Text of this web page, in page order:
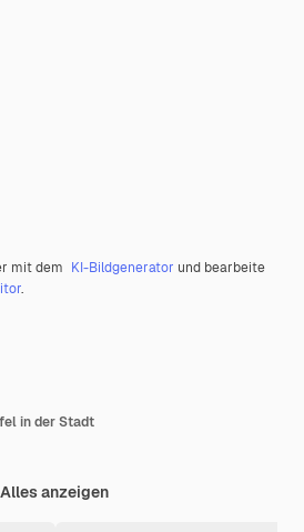
mit dem KI-Bildgenerator und bearbeite
.
in der Stadt
Alles anzeigen